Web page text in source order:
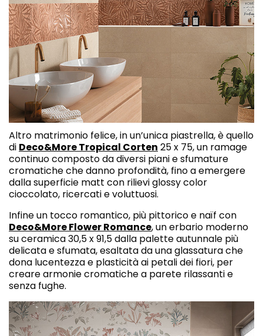
Altro matrimonio felice, in un’unica piastrella, è quello
di Deco&More Tropical Corten 25 x 75, un ramage
continuo composto da diversi piani e sfumature
cromatiche che danno profondità, fino a emergere
dalla superficie matt con rilievi glossy color
cioccolato, ricercati e voluttuosi.
Infine un tocco romantico, più pittorico e naïf con
Deco&More Flower Romance, un erbario moderno
su ceramica 30,5 x 91,5 dalla palette autunnale più
delicata e sfumata, esaltata da una glassatura che
dona lucentezza e plasticità ai petali dei fiori, per
creare armonie cromatiche a parete rilassanti e
senza fughe.